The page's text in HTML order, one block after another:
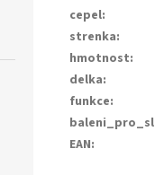
cepel:
strenka:
hmotnost:
delka:
funkce:
EAN: